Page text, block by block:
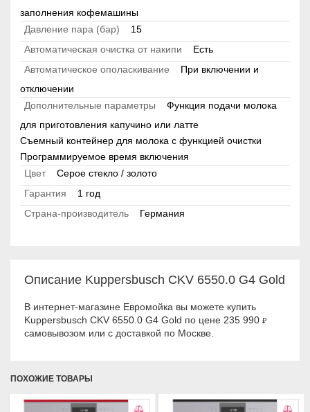
заполнения кофемашины
Давление пара (бар)
15
Автоматическая очистка от накипи
Есть
Автоматическое ополаскивание
При включении и
отключении
Дополнительные параметры
Функция подачи молока
для приготовления капучино или латте
Съемный контейнер для молока с функцией очистки
Программируемое время включения
Цвет
Серое стекло / золото
Гарантия
1 год
Страна-производитель
Германия
Описание Kuppersbusch CKV 6550.0 G4 Gold
В интернет-магазине Евромойка вы можете купить
Kuppersbusch CKV 6550.0 G4 Gold по цене 235 990 ₽
самовывозом или с доставкой по Москве.
ПОХОЖИЕ ТОВАРЫ